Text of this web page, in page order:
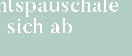
sich ab